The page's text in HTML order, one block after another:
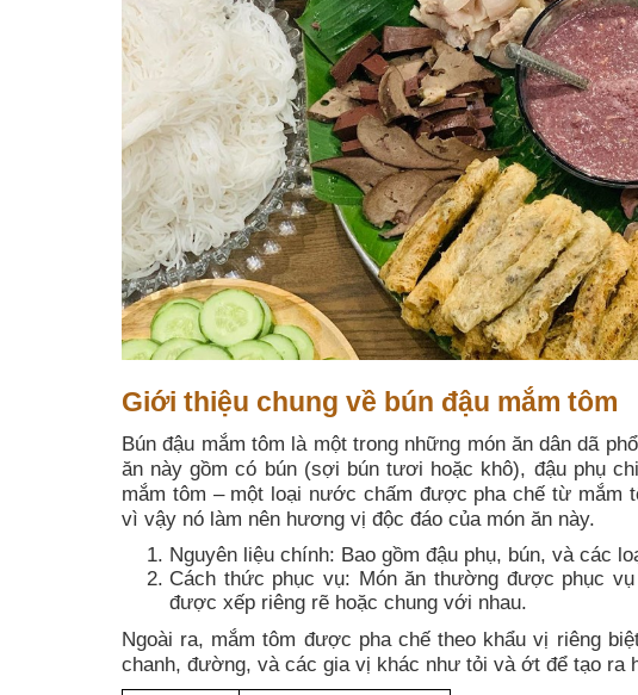
Giới thiệu chung về bún đậu mắm tôm
Bún đậu mắm tôm là một trong những món ăn dân dã
ăn này gồm có bún (sợi bún tươi hoặc khô), đậu phụ
mắm tôm – một loại nước chấm được pha chế từ mắm
vì vậy nó làm nên hương vị độc đáo của món ăn này.
Nguyên liệu chính: Bao gồm đậu phụ, bún, và các
Cách thức phục vụ: Món ăn thường được phục
được xếp riêng rẽ hoặc chung với nhau.
Ngoài ra, mắm tôm được pha chế theo khẩu vị riêng
chanh, đường, và các gia vị khác như tỏi và ớt để tạo ra